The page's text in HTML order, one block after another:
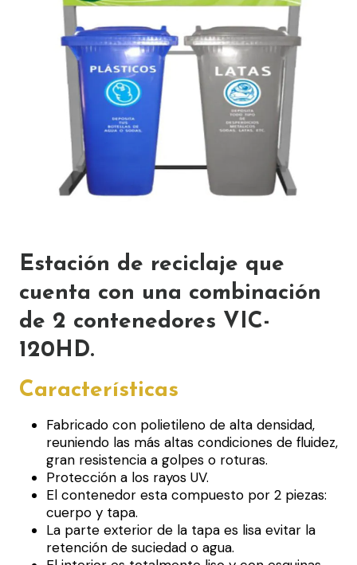
Estación de reciclaje que
cuenta con una combinación
de 2 contenedores VIC-
120HD.
Características
Fabricado con polietileno de alta densidad,
reuniendo las más altas condiciones de fluidez,
gran resistencia a golpes o roturas.
Protección a los rayos UV.
El contenedor esta compuesto por 2 piezas:
cuerpo y tapa.
La parte exterior de la tapa es lisa evitar la
retención de suciedad o agua.